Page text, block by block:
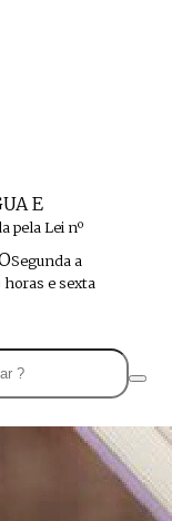
E
pela Lei nº
Segunda a
horas e sexta